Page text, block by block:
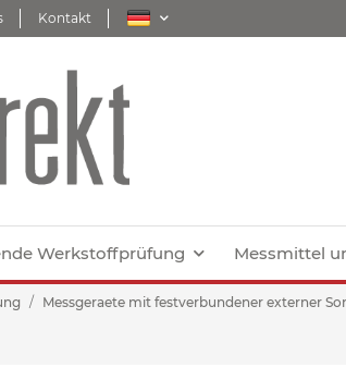
Kontakt
Werkstoffprüfung Messmittel
Messgeraete mit festverbundener externer